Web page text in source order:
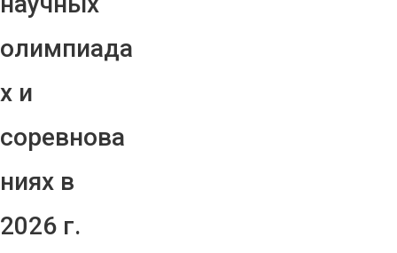
олимпиада
х и
соревнова
ниях в
2026 г.